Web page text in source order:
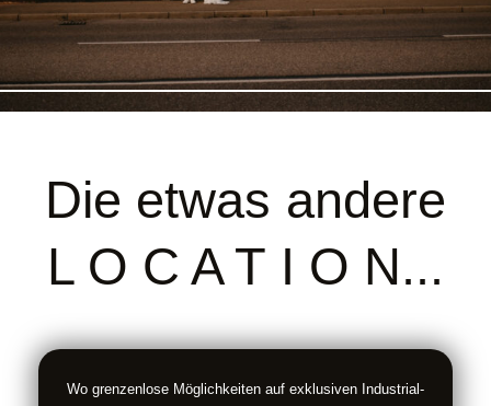
Die etwas andere
L O C A T I O N...
Wo grenzenlose Möglichkeiten auf exklusiven Industrial-